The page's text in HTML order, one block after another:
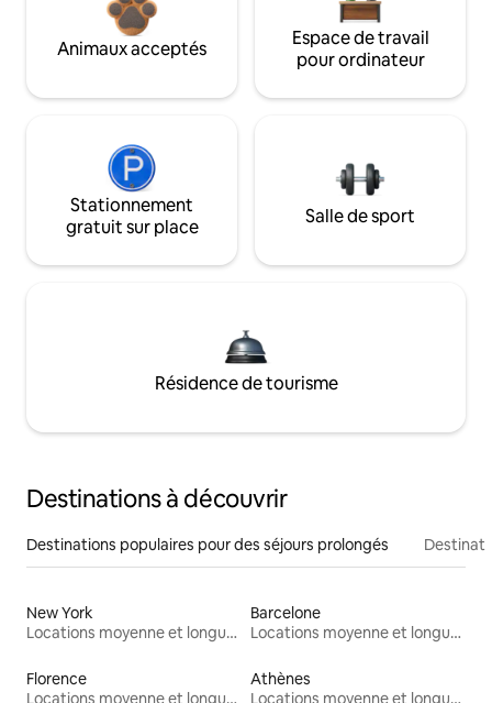
Animaux acceptés
Espace de travail
pour ordinateur
Stationnement
gratuit sur place
Salle de sport
Résidence de tourisme
Destinations à découvrir
Destinations populaires pour des séjours prolongés
New York
Locations moyenne et longue durée
Barcelone
Locations moyenne et longue durée
Florence
Locations moyenne et longue durée
Athènes
Locations moyenne et longue durée